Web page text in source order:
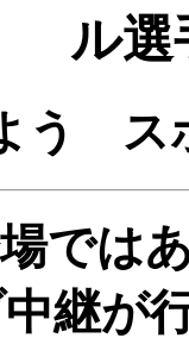
ル選
う ス
では
中継